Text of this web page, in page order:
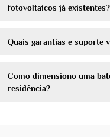
fotovoltaicos já existentes?
Quais garantias e suporte
Como dimensiono uma
residência?